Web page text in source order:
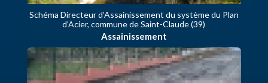
Schéma Directeur d’Assainissement du système du Plan
d’Acier, commune de Saint-Claude (39)
Assainissement